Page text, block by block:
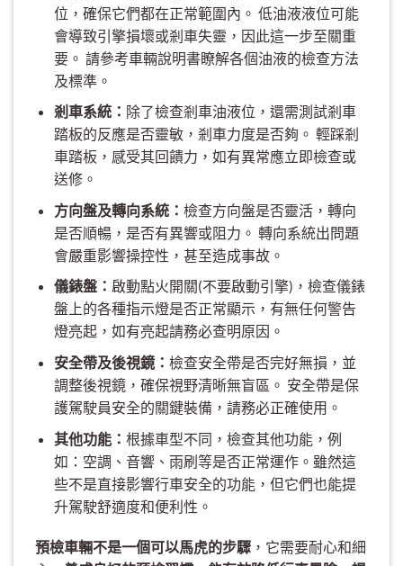
位，確保它們都在正常範圍內。 低油液液位可能
會導致引擎損壞或剎車失靈，因此這一步至關重
要。 請參考車輛說明書瞭解各個油液的檢查方法
及標準。
剎車系統： 除了檢查剎車油液位，還需測試剎車
踏板的反應是否靈敏，剎車力度是否夠。 輕踩剎
車踏板，感受其回饋力，如有異常應立即檢查或
送修。
方向盤及轉向系統： 檢查方向盤是否靈活，轉向
是否順暢，是否有異響或阻力。 轉向系統出問題
會嚴重影響操控性，甚至造成事故。
儀錶盤： 啟動點火開關(不要啟動引擎)，檢查儀錶
盤上的各種指示燈是否正常顯示，有無任何警告
燈亮起，如有亮起請務必查明原因。
安全帶及後視鏡： 檢查安全帶是否完好無損，並
調整後視鏡，確保視野清晰無盲區。 安全帶是保
護駕駛員安全的關鍵裝備，請務必正確使用。
其他功能： 根據車型不同，檢查其他功能，例
如：空調、音響、雨刷等是否正常運作。雖然這
些不是直接影響行車安全的功能，但它們也能提
升駕駛舒適度和便利性。
預檢車輛不是一個可以馬虎的步驟 ，它需要耐心和細